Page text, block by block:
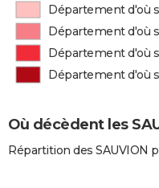
Département d'où
Département d'où
Département d'où
Département d'où
Où décèdent les
Répartition des SAUVION